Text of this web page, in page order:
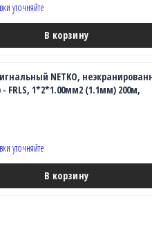
уточняйте
В корзину
NETKO,
- FRLS, 1*2*1.00мм2 (1.1мм) 200м,
уточняйте
В корзину